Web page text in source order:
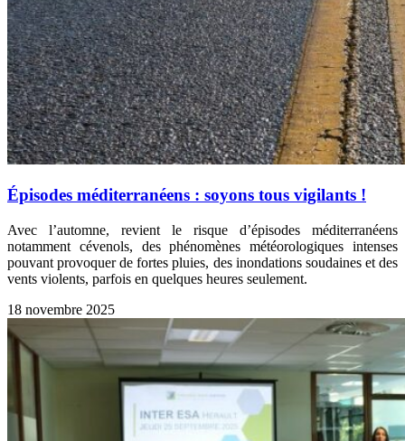
Épisodes méditerranéens : soyons tous vigilants !
Avec l’automne, revient le risque d’épisodes méditerranéens
notamment cévenols, des phénomènes météorologiques intenses
pouvant provoquer de fortes pluies, des inondations soudaines et des
vents violents, parfois en quelques heures seulement.
18 novembre 2025